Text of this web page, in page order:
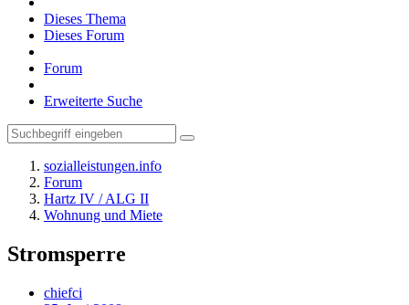
Dieses Thema
Dieses Forum
Forum
Erweiterte Suche
sozialleistungen.info
Forum
Hartz IV / ALG II
Wohnung und Miete
Stromsperre
chiefci